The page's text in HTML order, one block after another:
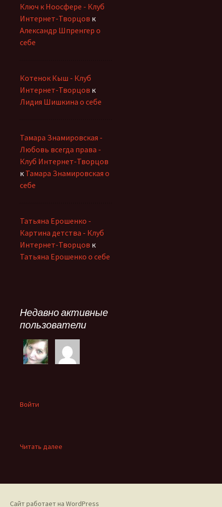
Ключ к Ноосфере - Клуб
Интернет-Творцов к
Александр Шпренгер о
себе
Котенок Кыш - Клуб
Интернет-Творцов к
Лидия Шишкина о себе
Тамара Знамировская -
Любовь всегда права -
Клуб Интернет-Творцов
к Тамара Знамировская о
себе
Татьяна Ерошенко -
Картина детства - Клуб
Интернет-Творцов к
Татьяна Ерошенко о себе
Недавно активные
пользователи
Войти
Читать далее
Сайт работает на WordPress